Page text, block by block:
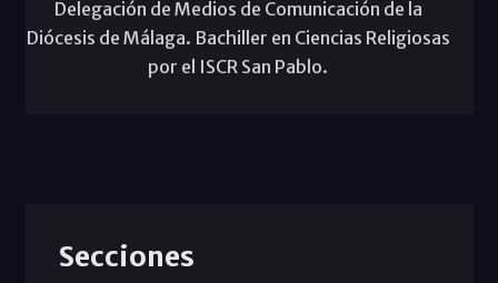
Delegación de Medios de Comunicación de la
Diócesis de Málaga. Bachiller en Ciencias Religiosas
por el ISCR San Pablo.
Secciones